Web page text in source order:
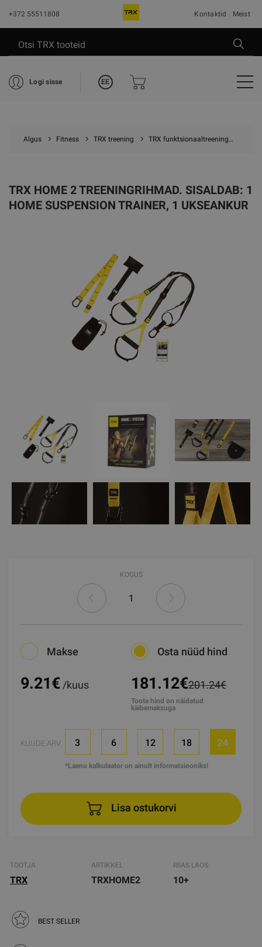
+372 55511808 Kontaktid Meist
Logi sisse EE
Algus Fitness TRX treening TRX funktsionaaltreening
TRX HOME 2 TREENINGRIHMAD. SISALDAB: 1
HOME SUSPENSION TRAINER, 1 UKSEANKUR
KOGUS
Makse
9.21€ /kuus
Osta nüüd hind
181.12€201.24€
Toote hind on näidatud
käibemaksuga
KUUDE ARV 3 6 12 18 24
*Laenu kalkulaator on ainult informatsiooniks!
Lisa ostukorvi
TOOTJA
TRX
ARTIKKEL
TRXHOME2
RIIAS LAOS:
10+
BEST SELLER